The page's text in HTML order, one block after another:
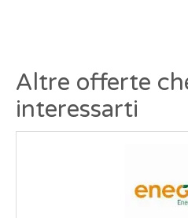
Altre offerte
interessarti